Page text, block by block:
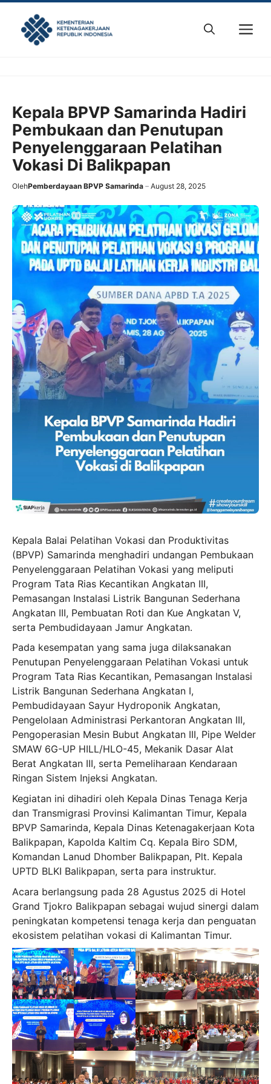
content
Kepala BPVP Samarinda Hadiri
Pembukaan dan Penutupan
Penyelenggaraan Pelatihan
Vokasi Di Balikpapan
OlehPemberdayaan BPVP Samarinda August 28, 2025
Kepala Balai Pelatihan Vokasi dan Produktivitas
(BPVP) Samarinda menghadiri undangan Pembukaan
Penyelenggaraan Pelatihan Vokasi yang meliputi
Program Tata Rias Kecantikan Angkatan III,
Pemasangan Instalasi Listrik Bangunan Sederhana
Angkatan III, Pembuatan Roti dan Kue Angkatan V,
serta Pembudidayaan Jamur Angkatan.
Pada kesempatan yang sama juga dilaksanakan
Penutupan Penyelenggaraan Pelatihan Vokasi untuk
Program Tata Rias Kecantikan, Pemasangan Instalasi
Listrik Bangunan Sederhana Angkatan I,
Pembudidayaan Sayur Hydroponik Angkatan,
Pengelolaan Administrasi Perkantoran Angkatan III,
Pengoperasian Mesin Bubut Angkatan III, Pipe Welder
SMAW 6G-UP HILL/HLO-45, Mekanik Dasar Alat
Berat Angkatan III, serta Pemeliharaan Kendaraan
Ringan Sistem Injeksi Angkatan.
Kegiatan ini dihadiri oleh Kepala Dinas Tenaga Kerja
dan Transmigrasi Provinsi Kalimantan Timur, Kepala
BPVP Samarinda, Kepala Dinas Ketenagakerjaan Kota
Balikpapan, Kapolda Kaltim Cq. Kepala Biro SDM,
Komandan Lanud Dhomber Balikpapan, Plt. Kepala
UPTD BLKI Balikpapan, serta para instruktur.
Acara berlangsung pada 28 Agustus 2025 di Hotel
Grand Tjokro Balikpapan sebagai wujud sinergi dalam
peningkatan kompetensi tenaga kerja dan penguatan
ekosistem pelatihan vokasi di Kalimantan Timur.